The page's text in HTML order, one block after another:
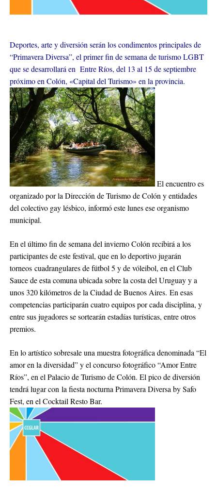
Deportes, arte y diversión serán los condimentos principales de
“Primavera Diversa”, el primer fin de semana de turismo LGBT
que se desarrollará en Entre Ríos, del 13 al 15 de septiembre
próximo en Colón, «Capital del Turismo» en la provincia.
El encuentro es
organizado por la Dirección de Turismo de Colón y entidades
del colectivo gay lésbico, informó este lunes ese organismo
municipal.
En el último fin de semana del invierno Colón recibirá a los
participantes de este festival, que en lo deportivo jugarán
torneos cuadrangulares de fútbol 5 y de vóleibol, en el Club
Sauce de esta comuna ubicada sobre la costa del Uruguay y a
unos 320 kilómetros de la Ciudad de Buenos Aires. En esas
competencias participarán cuatro equipos por cada disciplina, y
entre sus jugadores se sortearán estadías turísticas, entre otros
premios.
En lo artístico sobresale una muestra fotográfica denominada “El
amor en la diversidad” y el concurso fotográfico “Amor Entre
Ríos”, en el Palacio de Turismo de Colón. El pico de diversión
tendrá lugar con la fiesta nocturna Primavera Diversa by Safo
Fest, en el Cocktail Resto Bar.